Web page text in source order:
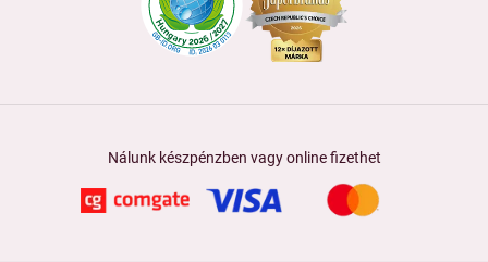
Nálunk készpénzben vagy online fizethet